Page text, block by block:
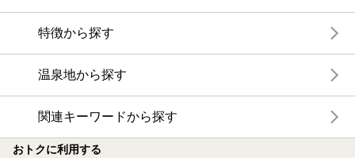
特徴から探す
温泉地から探す
関連キーワードから探す
おトクに利用する